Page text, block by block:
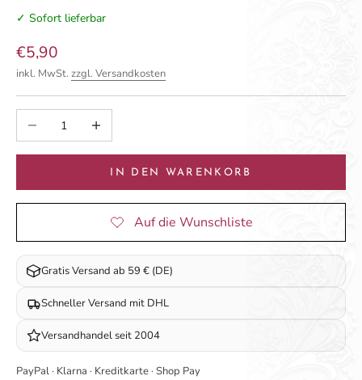
✓ Sofort lieferbar
Angebot
€5,90
inkl. MwSt. zzgl. Versandkosten
Anzahl verringernAnzahl erhöhen
IN DEN WARENKORB
Gratis Versand ab 59 € (DE)
Schneller Versand mit DHL
Versandhandel seit 2004
PayPal · Klarna · Kreditkarte · Shop Pay